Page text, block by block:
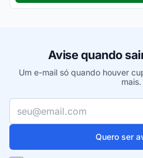
Avise quando
Um e-mail só quando houver
mais.
Seu e-mail
Quero ser